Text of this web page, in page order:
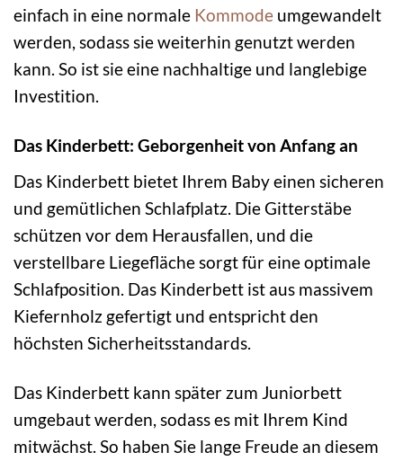
einfach in eine normale Kommode umgewandelt
werden, sodass sie weiterhin genutzt werden
kann. So ist sie eine nachhaltige und langlebige
Investition.
Das Kinderbett: Geborgenheit von Anfang an
Das Kinderbett bietet Ihrem Baby einen sicheren
und gemütlichen Schlafplatz. Die Gitterstäbe
schützen vor dem Herausfallen, und die
verstellbare Liegefläche sorgt für eine optimale
Schlafposition. Das Kinderbett ist aus massivem
Kiefernholz gefertigt und entspricht den
höchsten Sicherheitsstandards.
Das Kinderbett kann später zum Juniorbett
umgebaut werden, sodass es mit Ihrem Kind
mitwächst. So haben Sie lange Freude an diesem